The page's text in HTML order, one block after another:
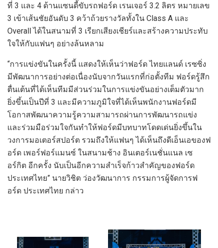
ที่ 3 และ 4 ด้านแซนดี้ขับรถฟอร์ด เรนเจอร์ 3.2 ลิตร หมายเลข
3 เข้าเส้นชัยอันดับ 3 คว้าถ้วยรางวัลทั้งใน Class A และ
Overallได้ในสนามที่ 3 เรียกเสียงเชียร์และสร้างความประทับ
ใจให้กับแฟนๆ อย่างล้นหลาม
“การแข่งขันในครั้งนี้ แสดงให้เห็นว่าฟอร์ดไทยแลนด์ เรซซิ่ง
มีพัฒนาการอย่างต่อเนื่องนับจากวันแรกที่ก่อตั้งทีม ฟอร์ดรู้สึก
ตื่นเต้นที่ได้เห็นทีมมีส่วนร่วมในการแข่งขันอย่างเต็มตัวมาก
ยิ่งขึ้นเป็นปีที่ 3 และมีความภูมิใจที่ได้เห็นพนักงานฟอร์ดมี
โอกาสพัฒนาความรู้ความสามารถผ่านการพัฒนารถแข่ง
และร่วมมือร่วมใจกันทำให้ฟอร์ดมีบทบาทโดดเด่นยิ่งขึ้นใน
วงการมอเตอร์สปอร์ต รวมถึงให้แฟนๆได้เห็นถึงดีเอ็นเอของฟ
อร์ด เพอร์ฟอร์แมนซ์ ในสนามช้าง อินเตอร์เนชั่นแนล เซ
อร์กิต อีกครั้ง นับเป็นอีกความสำเร็จก้าวสำคัญของฟอร์ด
ประเทศไทย” นายวิชิต ว่องวัฒนาการ กรรมการผู้จัดการฟ
อร์ด ประเทศไทย กล่าว